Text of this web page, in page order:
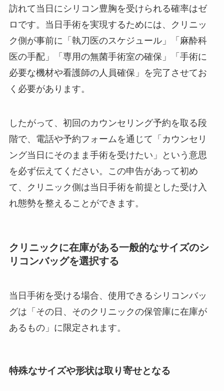
訪れて当日にシリコン豊胸を受けられる確率はゼ
ロです。当日手術を実現するためには、クリニッ
ク側が事前に「執刀医のスケジュール」「麻酔科
医の手配」「専用の無菌手術室の確保」「手術に
必要な機材や看護師の人員確保」を完了させてお
く必要があります。
したがって、初回のカウンセリング予約を取る段
階で、電話や予約フォームを通じて「カウンセリ
ング当日にそのまま手術を受けたい」という意思
を必ず伝えてください。この申告があって初め
て、クリニック側は当日手術を前提とした受け入
れ態勢を整えることができます。
クリニックに在庫がある一般的なサイズのシ
リコンバッグを選択する
当日手術を受ける場合、使用できるシリコンバッ
グは「その日、そのクリニックの保管庫に在庫が
あるもの」に限定されます。
特殊なサイズや形状は取り寄せとなる